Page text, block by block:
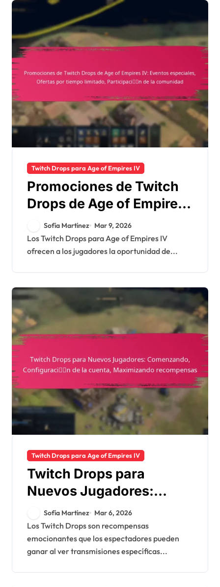
Twitch Drops para Age of Empires IV
Promociones de Twitch
Drops de Age of Empires
IV: Eventos especiales,
Ofertas por tiempo
limitado, Participación de
la comunidad
Sofía Martínez Mar 9, 2026
Los Twitch Drops para Age of Empires IV
ofrecen a los jugadores la oportunidad de...
Twitch Drops para Age of Empires IV
Twitch Drops para
Nuevos Jugadores:
Comenzando,
Configuración de la
cuenta, Maximizando
recompensas
Sofía Martínez Mar 6, 2026
Los Twitch Drops son recompensas
emocionantes que los espectadores pueden
ganar al ver transmisiones específicas...